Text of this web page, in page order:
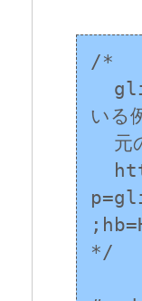
/*
いる
*/